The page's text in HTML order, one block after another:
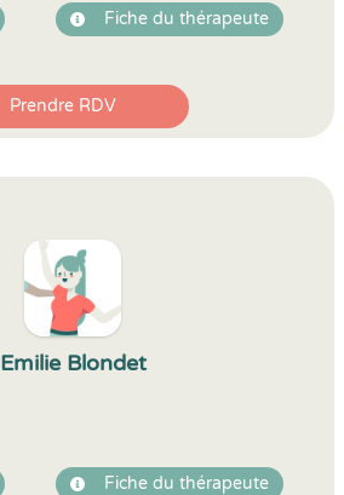
Fiche du thérapeute
Prendre RDV
Emilie Blondet
Fiche du thérapeute